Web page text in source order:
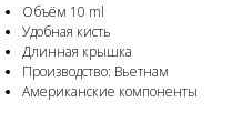
Объём 10 ml
Удобная кисть
Длинная крышка
Производство: Вьетнам
Американские компоненты